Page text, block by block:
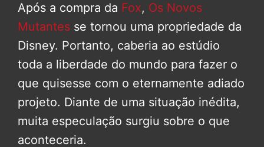
Após a compra da Fox, Os Novos
Mutantes se tornou uma propriedade da
Disney. Portanto, caberia ao estúdio
toda a liberdade do mundo para fazer o
que quisesse com o eternamente adiado
projeto. Diante de uma situação inédita,
muita especulação surgiu sobre o que
aconteceria.